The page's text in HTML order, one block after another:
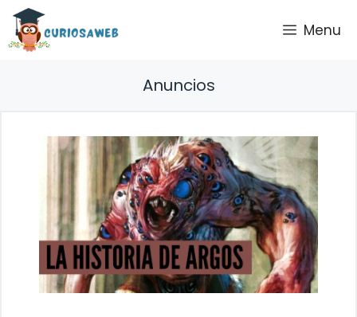
Saltar
contenido
Menu
Anuncios